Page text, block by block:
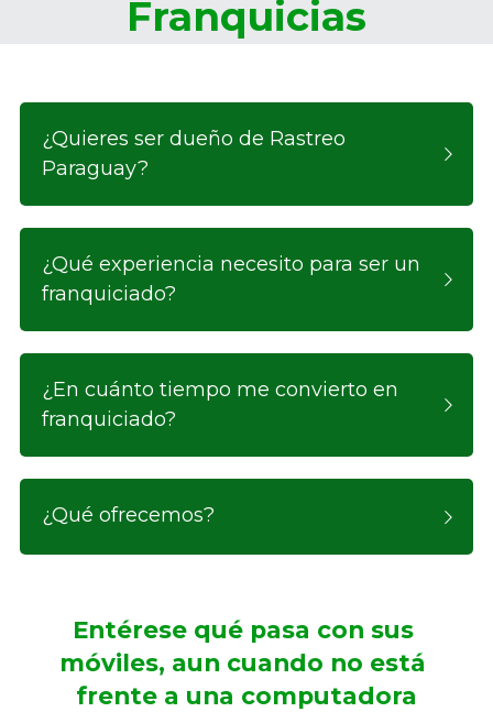
Franquicias
¿Quieres ser dueño de Rastreo
Paraguay?
¿Qué experiencia necesito para ser un
franquiciado?
¿En cuánto tiempo me convierto en
franquiciado?
¿Qué ofrecemos?
Entérese qué pasa con sus
móviles, aun cuando no está
frente a una computadora